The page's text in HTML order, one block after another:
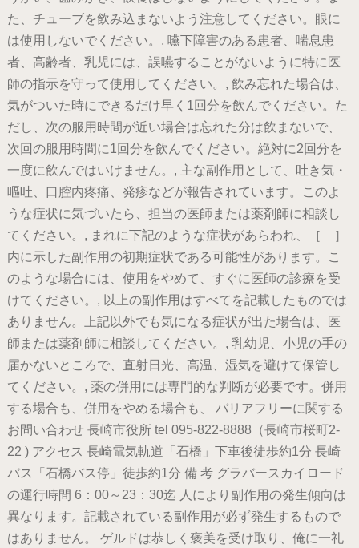
た、チューブを飲み込まないよう注意してください。眼に
は使用しないでください。, 嚥下障害のある患者、喘息患
者、高齢者、乳児には、誤嚥することがないように特に医
師の指示を守って使用してください。, 飲み忘れた場合は、
気がついた時にできるだけ早く1回分を飲んでください。た
だし、次の服用時間が近い場合は忘れた分は飲まないで、
次回の服用時間に1回分を飲んでください。絶対に2回分を
一度に飲んではいけません。, 主な副作用として、吐き気・
嘔吐、口腔内疼痛、発疹などが報告されています。このよ
うな症状に気づいたら、担当の医師または薬剤師に相談し
てください。, まれに下記のような症状があらわれ、［ ］
内に示した副作用の初期症状である可能性があります。こ
のような場合には、使用をやめて、すぐに医師の診療を受
けてください。, 以上の副作用はすべてを記載したものでは
ありません。上記以外でも気になる症状が出た場合は、医
師または薬剤師に相談してください。, 乳幼児、小児の手の
届かないところで、直射日光、高温、湿気を避けて保管し
てください。, 薬の併用には専門的な判断が必要です。併用
する場合も、併用をやめる場合も、 バリアフリーに関する
お問い合わせ 長崎市役所 tel 095-822-8888（長崎市桜町2-
22 ) アクセス 長崎電気軌道「石橋」下車後徒歩約1分 長崎
バス「石橋バス停」徒歩約1分 備 考 グラバースカイロード
の運行時間 6：00～23：30迄 人により副作用の発生傾向は
異なります。記載されている副作用が必ず発生するもので
はありません。 ゲルドは恭しく褒美を受け取り、俺に一礼